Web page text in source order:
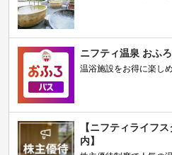
ニフティ温泉 おふ
温浴施設をお得に楽し
【ニフティライフ
内】